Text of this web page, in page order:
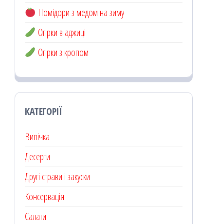
Помідори з медом на зиму
Огірки в аджиці
Огірки з кропом
КАТЕГОРІЇ
Випічка
Десерти
Другі страви і закуски
Консервація
Салати